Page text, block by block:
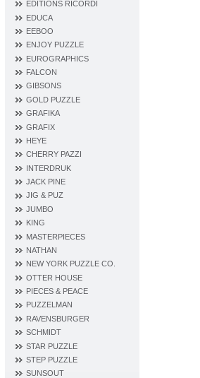
EDITIONS RICORDI
EDUCA
EEBOO
ENJOY PUZZLE
EUROGRAPHICS
FALCON
GIBSONS
GOLD PUZZLE
GRAFIKA
GRAFIX
HEYE
CHERRY PAZZI
INTERDRUK
JACK PINE
JIG & PUZ
JUMBO
KING
MASTERPIECES
NATHAN
NEW YORK PUZZLE CO.
OTTER HOUSE
PIECES & PEACE
PUZZELMAN
RAVENSBURGER
SCHMIDT
STAR PUZZLE
STEP PUZZLE
SUNSOUT